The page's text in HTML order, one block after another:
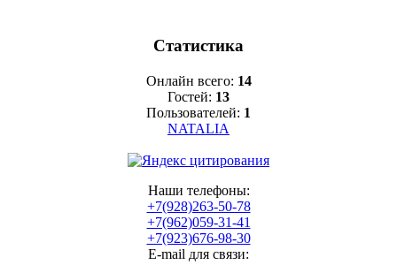
Статистика
Онлайн всего: 14
Гостей: 13
Пользователей: 1
NATALIA
Наши телефоны:
+7(928)263-50-78
+7(962)059-31-41
+7(923)676-98-30
E-mail для связи: